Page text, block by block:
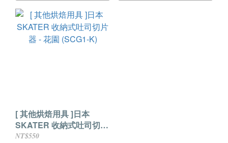
[ 其他烘焙用具 ]日本
SKATER 收納式吐司切片
器 - 花園 (SCG1-K)
NT$550